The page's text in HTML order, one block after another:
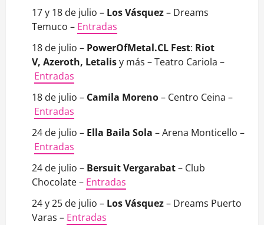
17 y 18 de julio – Los Vásquez– Dreams
Temuco – Entradas
18 de julio – PowerOfMetal.CL Fest: Riot
V, Azeroth, Letalisy más – Teatro Cariola –
Entradas
18 de julio – Camila Moreno– Centro Ceina –
Entradas
24 de julio – Ella Baila Sola – Arena Monticello –
Entradas
24 de julio – Bersuit Vergarabat– Club
Chocolate – Entradas
24 y 25 de julio – Los Vásquez– Dreams Puerto
Varas – Entradas